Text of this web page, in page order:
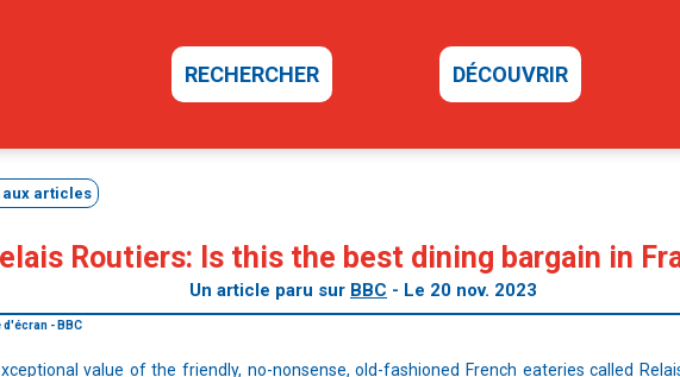
RECHERCHER DÉCOUVRIR
aux articles
Routiers: Is this the best dining bargain in
Un article paru sur BBC - Le 20 nov. 2023
d'écran - BBC
value of the friendly, no-nonsense, old-fashioned French eateries called